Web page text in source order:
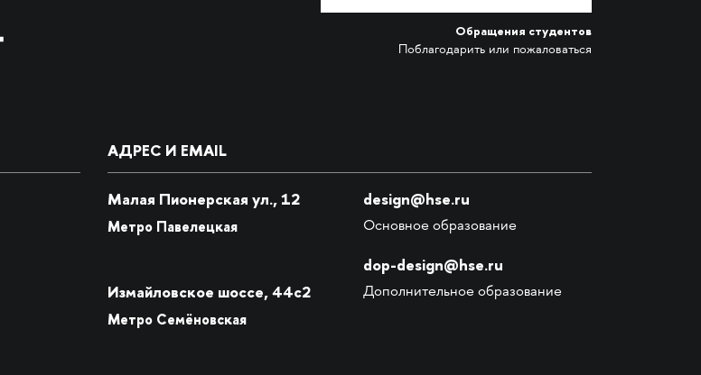
Обращения студентов
Поблагодарить или пожаловаться
АДРЕС И EMAIL
Малая Пионерская ул., 12
Метро Павелецкая
Измайловское шоссе, 44с2
Метро Семёновская
design@hse.ru
Основное образование
dop-design@hse.ru
Дополнительное образование